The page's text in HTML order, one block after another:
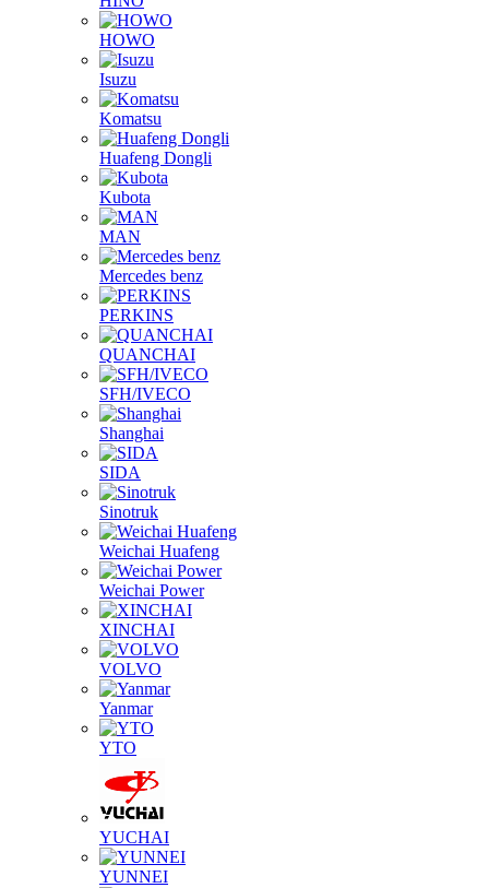
HOWO
Isuzu
Komatsu
Huafeng Dongli
Kubota
MAN
Mercedes benz
PERKINS
QUANCHAI
SFH/IVECO
Shanghai
SIDA
Sinotruk
Weichai Huafeng
Weichai Power
XINCHAI
VOLVO
Yanmar
YTO
YUCHAI
YUNNEI